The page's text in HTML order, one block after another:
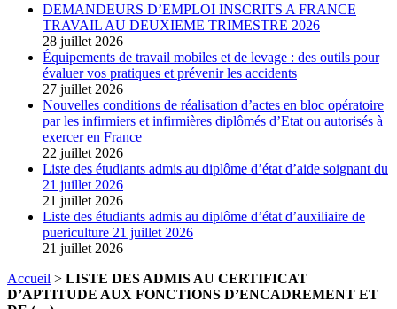
DEMANDEURS D’EMPLOI INSCRITS A FRANCE
TRAVAIL AU DEUXIEME TRIMESTRE 2026
28 juillet 2026
Équipements de travail mobiles et de levage : des outils pour
évaluer vos pratiques et prévenir les accidents
27 juillet 2026
Nouvelles conditions de réalisation d’actes en bloc opératoire
par les infirmiers et infirmières diplômés d’Etat ou autorisés à
exercer en France
22 juillet 2026
Liste des étudiants admis au diplôme d’état d’aide soignant du
21 juillet 2026
21 juillet 2026
Liste des étudiants admis au diplôme d’état d’auxiliaire de
puericulture 21 juillet 2026
21 juillet 2026
Accueil > LISTE DES ADMIS AU CERTIFICAT
D’APTITUDE AUX FONCTIONS D’ENCADREMENT ET